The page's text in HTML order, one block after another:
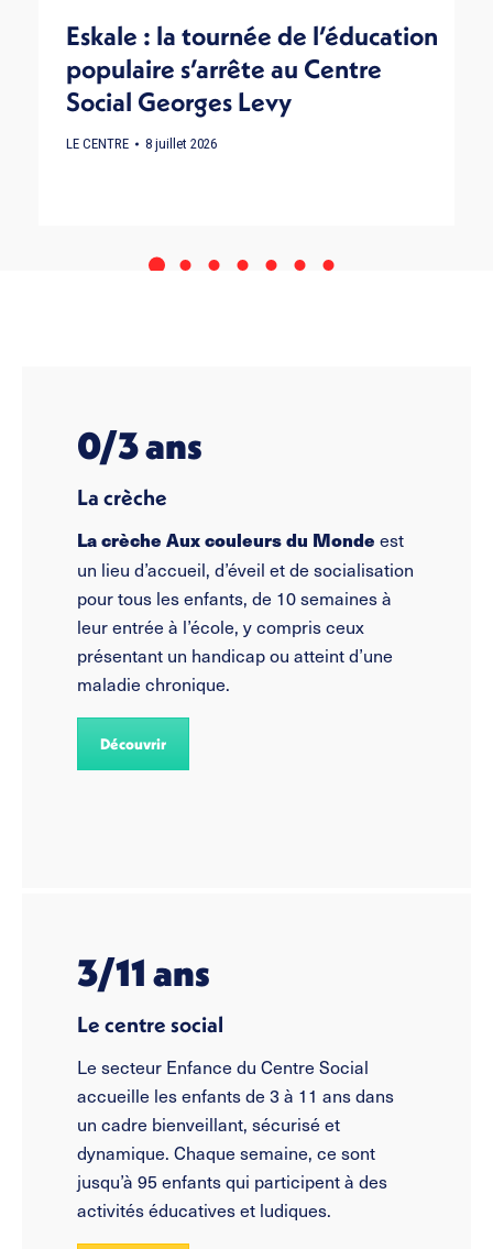
Eskale : la tournée de l’éducation
populaire s’arrête au Centre
Social Georges Levy
LE CENTRE 8 juillet 2026
0/3 ans
La crèche
La crèche Aux couleurs du Monde est
un lieu d’accueil, d’éveil et de socialisation
pour tous les enfants, de 10 semaines à
leur entrée à l’école, y compris ceux
présentant un handicap ou atteint d’une
maladie chronique.
Découvrir
3/11 ans
Le centre social
Le secteur Enfance du Centre Social
accueille les enfants de 3 à 11 ans dans
un cadre bienveillant, sécurisé et
dynamique. Chaque semaine, ce sont
jusqu’à 95 enfants qui participent à des
activités éducatives et ludiques.